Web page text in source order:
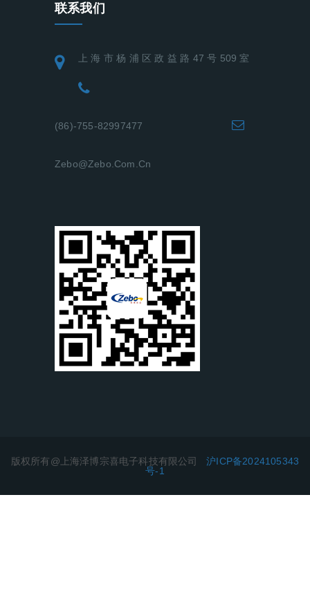
联系我们
上 海 市 杨 浦 区 政 益 路 47 号 509 室
(86)-755-82997477
Zebo@zebo.com.cn
版权所有@上海泽博宗喜电子科技有限公司沪ICP备2024105343
号-1